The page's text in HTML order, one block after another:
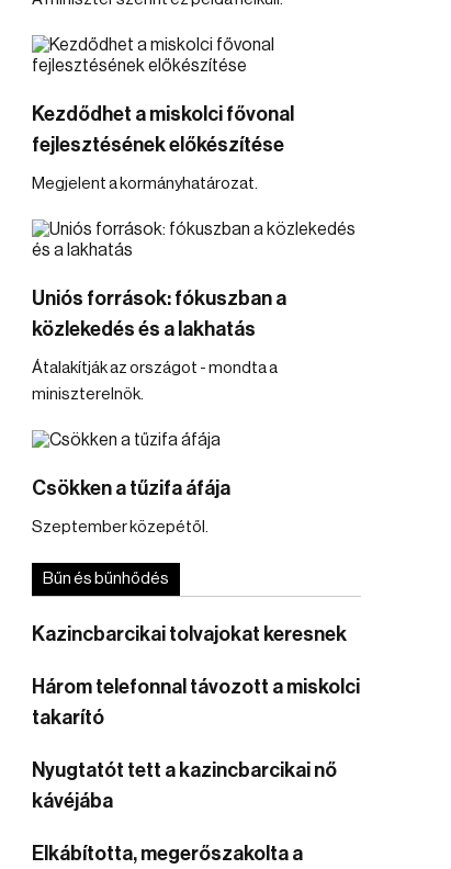
Kezdődhet a miskolci fővonal
fejlesztésének előkészítése
Megjelent a kormányhatározat.
Uniós források: fókuszban a
közlekedés és a lakhatás
Átalakítják az országot - mondta a
miniszterelnök.
Csökken a tűzifa áfája
Szeptember közepétől.
Bűn és bűnhődés
Kazincbarcikai tolvajokat keresnek
Három telefonnal távozott a miskolci
takarító
Nyugtatót tett a kazincbarcikai nő
kávéjába
Elkábította, megerőszakolta a